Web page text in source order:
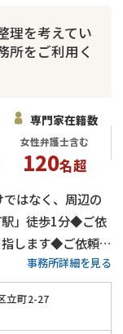
理を考えてい
所をご利用く
専門家在籍数
女性弁護士含む
120名超
はなく、周辺の
」徒歩1分◆ご依
します◆ご依頼者
います
事務所詳細を見る
立町2-27